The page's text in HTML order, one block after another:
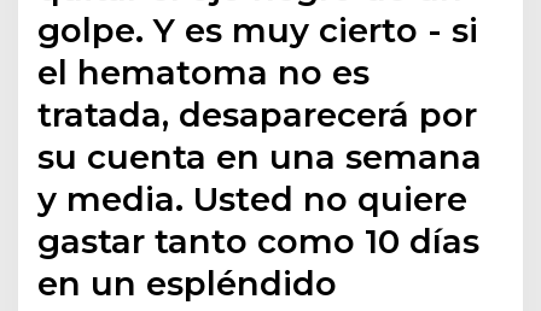
golpe. Y es muy cierto - si
el hematoma no es
tratada, desaparecerá por
su cuenta en una semana
y media. Usted no quiere
gastar tanto como 10 días
en un espléndido